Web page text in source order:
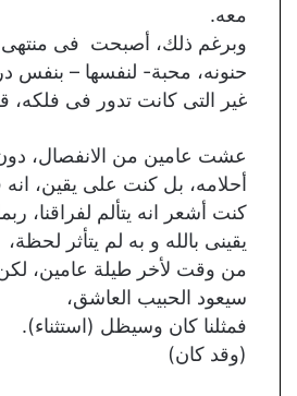
معه.
وبرغم ذلك، أصبحت فى منتهى
حنونه، محبة- لنفسها – بنفس
غير التى كانت تدور فى
عشت عامين من الانفصال،
أحلامه، بل كنت على يقين،
كنت أشعر انه يتألم لفراقنا،
يقينى بالله و به لم يتأثر
من وقت لأخر طيلة عامين،
سيعود الحبيب العاشق،
فمثلنا كان وسيظل (استثناء).
(وقد كان)